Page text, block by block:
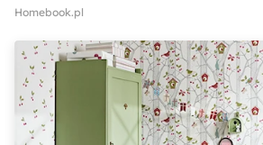
Homebook.pl